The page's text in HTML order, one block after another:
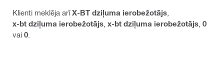
Klienti meklēja arīX-BT dziļuma ierobežotājs
x-bt dziļuma ierobežotājs x-bt dziļuma ierobežotājs 0
vai 0